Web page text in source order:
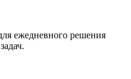
ежедневного решения